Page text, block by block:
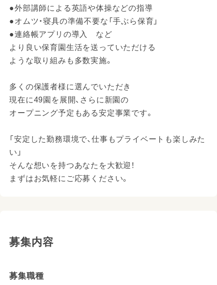
●外部講師による英語や体操などの指導
●オムツ・寝具の準備不要な「手ぶら保育」
●連絡帳アプリの導入 など
より良い保育園生活を送っていただける
ような取り組みも多数実施。
多くの保護者様に選んでいただき
現在に49園を展開、さらに新園の
オープニング予定もある安定事業です。
「安定した勤務環境で、仕事もプライベートも楽しみた
い」
そんな想いを持つあなたを大歓迎！
まずはお気軽にご応募ください。
募集内容
募集職種